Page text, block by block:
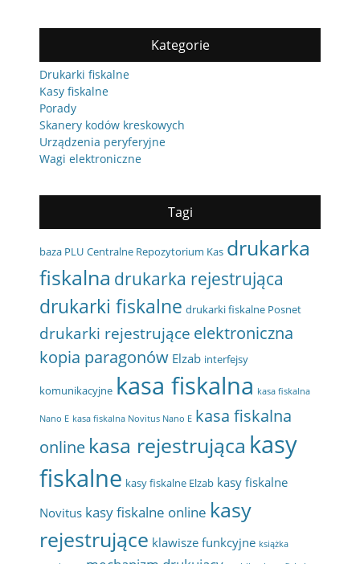
Kategorie
Drukarki fiskalne
Kasy fiskalne
Porady
Skanery kodów kreskowych
Urządzenia peryferyjne
Wagi elektroniczne
Tagi
baza PLU Centralne Repozytorium Kas drukarka
fiskalna drukarka rejestrująca
drukarki fiskalne drukarki fiskalne Posnet
drukarki rejestrujące elektroniczna
kopia paragonów Elzab interfejsy
komunikacyjne kasa fiskalna kasa fiskalna
Nano E kasa fiskalna Novitus Nano E kasa fiskalna
online kasa rejestrująca kasy
fiskalne kasy fiskalne Elzab kasy fiskalne
Novitus kasy fiskalne online kasy
rejestrujące klawisze funkcyjne książka